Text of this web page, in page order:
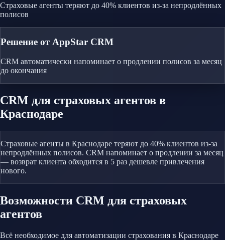
Страховые агенты теряют до 40% клиентов из-за непродлённых
полисов
Решение от AppStar CRM
CRM автоматически напоминает о продлении полисов за месяц
до окончания
CRM для страховых агентов в
Краснодаре
Страховые агенты в Краснодаре теряют до 40% клиентов из-за
непродлённых полисов. CRM напоминает о продлении за месяц
— возврат клиента обходится в 5 раз дешевле привлечения
нового.
Возможности CRM для страховых
агентов
Всё необходимое для автоматизации страхования в Краснодаре